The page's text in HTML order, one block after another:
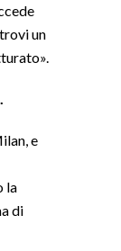
un
e
la
di